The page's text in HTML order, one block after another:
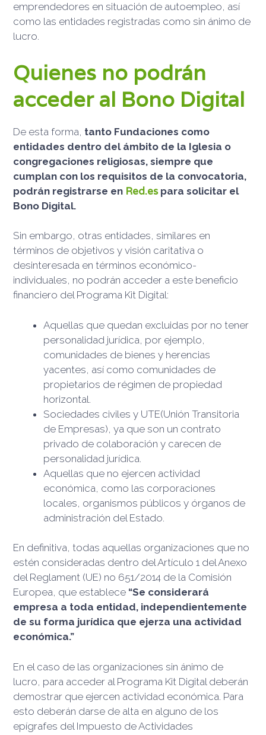
emprendedores en situación de autoempleo, así
como las entidades registradas como sin ánimo de
lucro.
Quienes no podrán
acceder al Bono Digital
De esta forma, tanto Fundaciones como
entidades dentro del ámbito de la Iglesia o
congregaciones religiosas, siempre que
cumplan con los requisitos de la convocatoria,
podrán registrarse en Red.espara solicitar el
Bono Digital.
Sin embargo, otras entidades, similares en
términos de objetivos y visión caritativa o
desinteresada en términos económico-
individuales, no podrán acceder a este beneficio
financiero del Programa Kit Digital:
Aquellas que quedan excluidas por no tener
personalidad jurídica, por ejemplo,
comunidades de bienes y herencias
yacentes, así como comunidades de
propietarios de régimen de propiedad
horizontal.
Sociedades civiles y UTE(Unión Transitoria
de Empresas), ya que son un contrato
privado de colaboración y carecen de
personalidad jurídica.
Aquellas que no ejercen actividad
económica, como las corporaciones
locales, organismos públicos y órganos de
administración del Estado.
En definitiva, todas aquellas organizaciones que no
estén consideradas dentro del Artículo 1 del Anexo
del Reglament (UE) no 651/2014 de la Comisión
Europea, que establece “Se considerará
empresa a toda entidad, independientemente
de su forma jurídica que ejerza una actividad
económica.”
En el caso de las organizaciones sin ánimo de
lucro, para acceder al Programa Kit Digital deberán
demostrar que ejercen actividad económica. Para
esto deberán darse de alta en alguno de los
epígrafes del Impuesto de Actividades